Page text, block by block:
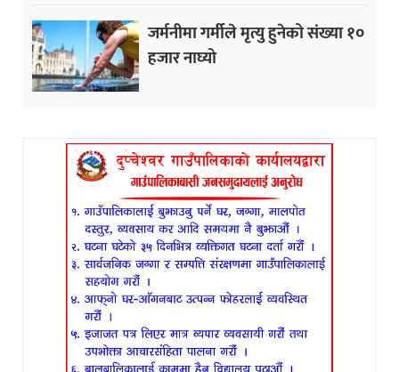
जर्मनीमा गर्मीले मृत्यु हुनेको संख्या १०
हजार नाघ्यो